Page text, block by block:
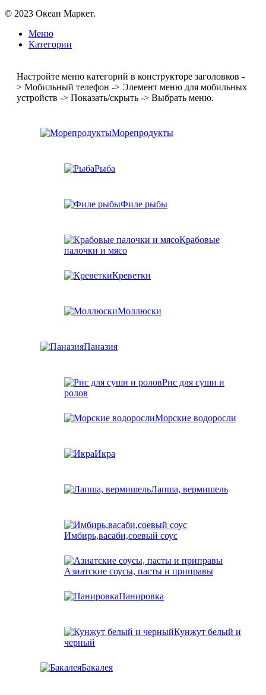
© 2023 Океан Маркет.
Меню
Категории
Настройте меню категорий в конструкторе заголовков -
> Мобильный телефон -> Элемент меню для мобильных
устройств -> Показать/скрыть -> Выбрать меню.
Морепродукты
Рыба
Филе рыбы
Крабовые
палочки и мясо
Креветки
Моллюски
Паназия
Рис для суши и
ролов
Морские водоросли
Икра
Лапша, вермишель
Имбирь,васаби,соевый соус
Азиатские соусы, пасты и приправы
Панировка
Кунжут белый и
черный
Бакалея